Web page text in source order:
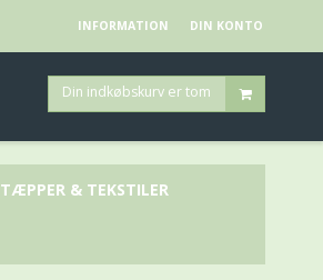
INFORMATION DIN KONTO
Din indkøbskurv er tom
TÆPPER & TEKSTILER